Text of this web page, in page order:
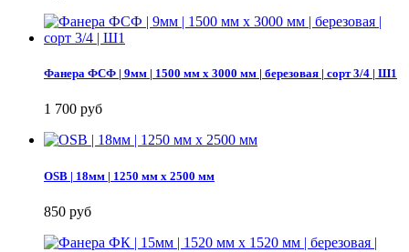
Фанера ФСФ | 9мм | 1500 мм х 3000 мм | березовая | сорт 3/4 | Ш1
1 700 руб
OSB | 18мм | 1250 мм х 2500 мм
850 руб